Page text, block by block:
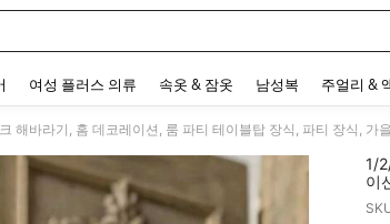
여성 플러스 의류 속옷 & 잠옷 남성복 주얼리 &
해바라기, 홈 데코레이션, 룸 파티 테이블탑 장식, 파티 장식, 가
1/
이
수